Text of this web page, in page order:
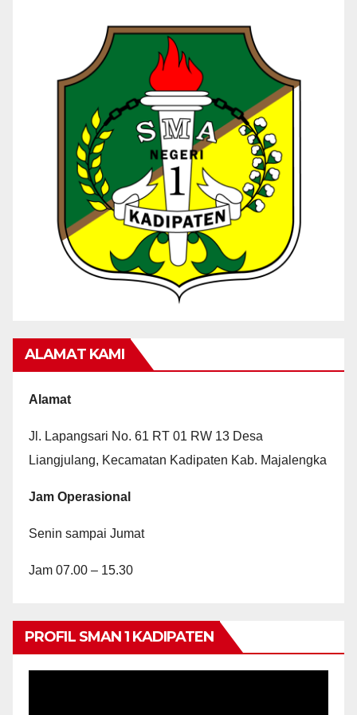
ALAMAT KAMI
Alamat
Jl. Lapangsari No. 61 RT 01 RW 13 Desa
Liangjulang, Kecamatan Kadipaten Kab. Majalengka
Jam Operasional
Senin sampai Jumat
Jam 07.00 – 15.30
PROFIL SMAN 1 KADIPATEN